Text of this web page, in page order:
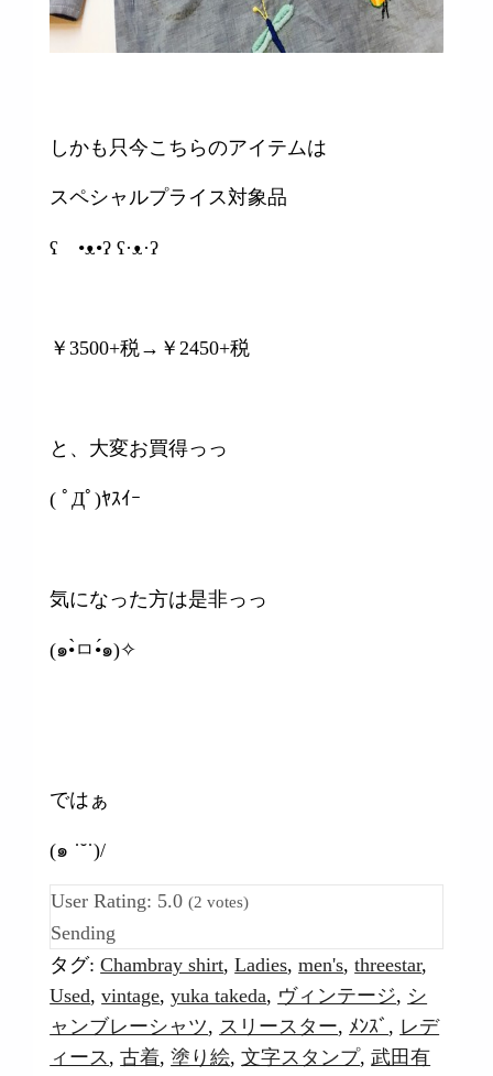
しかも只今こちらのアイテムは
スペシャルプライス対象品
ʕ •ᴥ•ʔ ʕ·ᴥ·ʔ
￥3500+税→￥2450+税
と、大変お買得っっ
( ﾟДﾟ)ﾔｽｲｰ
気になった方は是非っっ
(๑•̀ㅁ•́๑)✧
ではぁ
(๑ ˙˘˙)/
User Rating: 5.0 (2 votes)
Sending
タグ:Chambray shirt,Ladies,men's,threestar,
Used,vintage,yuka takeda, ヴィンテージ, シ
ャンブレーシャツ, スリースター, ﾒﾝｽﾞ , レデ
ィース,古着,塗り絵,文字スタンプ,武田有